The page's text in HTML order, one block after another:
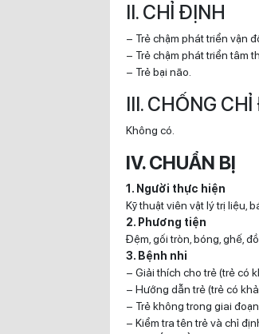
II. CHỈ ĐỊNH
– Trẻ chậm phát triển vận
– Trẻ chậm phát triển tâm
– Trẻ bại não.
III. CHỐNG
Không có.
IV. CHUẨN BỊ
1. Người thực hiện
Kỹ thuật viên vật lý trị liệu,
2. Phương tiện
Đệm, gối tròn, bóng, ghế, đồ
3. Bệnh nhi
– Giải thích cho trẻ (trẻ có
– Hướng dẫn trẻ (trẻ có
– Trẻ không trong giai
– Kiểm tra tên trẻ và chỉ